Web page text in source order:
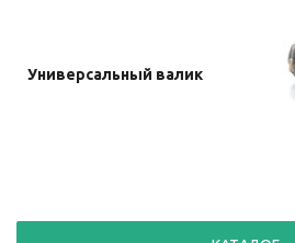
Универсальный валик
41x60 см
поясницы
мягкими подушечками